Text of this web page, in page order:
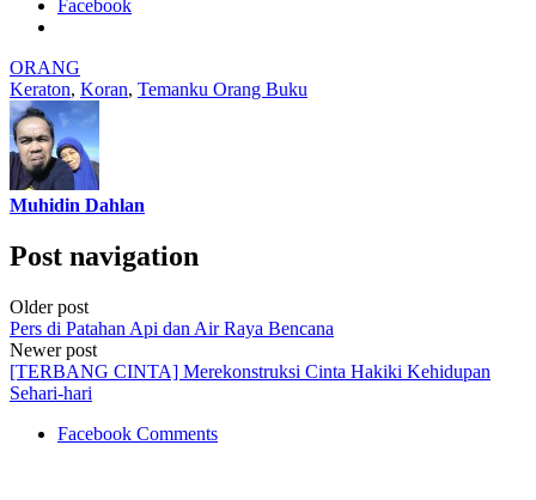
Facebook
ORANG
Keraton, Koran, Temanku Orang Buku
Muhidin Dahlan
Post navigation
Older post
Pers di Patahan Api dan Air Raya Bencana
Newer post
[TERBANG CINTA] Merekonstruksi Cinta Hakiki Kehidupan
Sehari-hari
Facebook Comments